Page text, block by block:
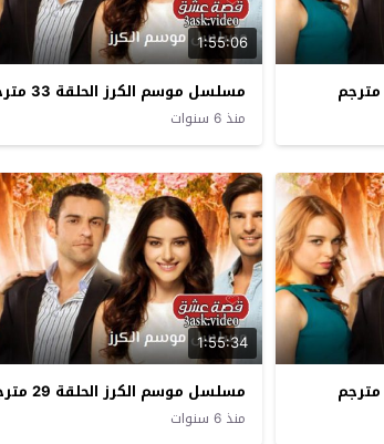
1:55:06
مسلسل موسم الكرز الحلقة 33 مترجم
منذ 6 سنوات
1:55:34
مسلسل موسم الكرز الحلقة 29 مترجم
منذ 6 سنوات